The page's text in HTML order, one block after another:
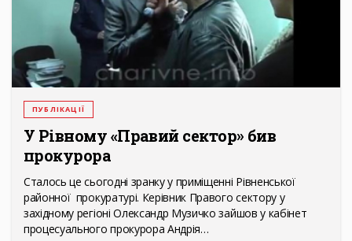
ПУБЛІКАЦІЇ
У Рівному «Правий сектор» бив
прокурора
Сталось це сьогодні зранку у приміщенні Рівненської
районної прокуратурі. Керівник Правого сектору у
західному регіоні Олександр Музичко зайшов у кабінет
процесуального прокурора Андрія…